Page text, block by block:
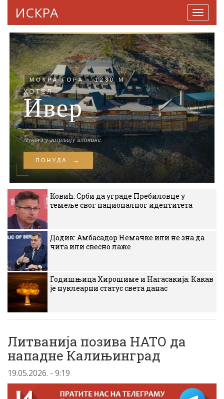
ИСКРА
Ковић: Срби да уграде Пребиловце у
темеље свог националног идентитета
Додик: Амбасадор Немачке или не зна да
чита или свесно лаже
Годишњица Хирошиме и Нагасакија: Какав
је нуклеарни статус света данас
Литванија позива НАТО да
нападне Калињинград
19.05.2026. - 9:19